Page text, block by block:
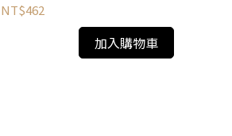
NT$462
加入購物車